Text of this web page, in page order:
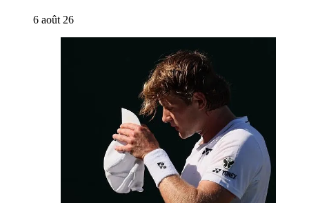
6 août 26